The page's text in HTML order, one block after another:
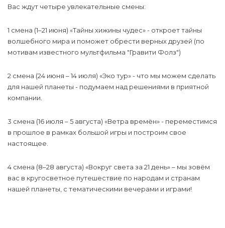
Вас ждут четыре увлекательные смены:
1 смена (1–21 июня) «Тайны хижины чудес» - откроет тайны
волшебного мира и поможет обрести верных друзей (по
мотивам известного мультфильма "Гравити Фолз")
2 смена (24 июня – 14 июля) «Эко тур» - что мы можем сделать
для нашей планеты - подумаем над решениями в приятной
компании.
3 смена (16 июля – 5 августа) «Ветра времён» - переместимся
в прошлое в рамках большой игры и построим свое
настоящее.
4 смена (8–28 августа) «Вокруг света за 21 день» – мы зовём
вас в кругосветное путешествие по народам и странам
нашей планеты, с тематическими вечерами и играми!